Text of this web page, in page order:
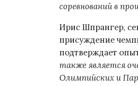
соревнований в
Ирис Шпрангер,
присуждение
подтверждает
также является
Олимпийских и